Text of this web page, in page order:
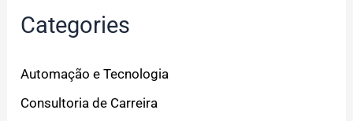
Categories
Automação e Tecnologia
Consultoria de Carreira